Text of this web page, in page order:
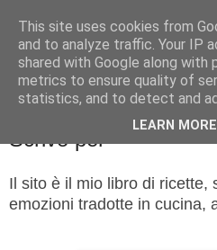
La cucina di
Se l'uomo è ciò che mangia il
Scrivo per
Il sito è il mio libro di ricette,
emozioni tradotte in cucina,
This site uses cookies from
and to analyze traffic. Your IP
shared with Google along with
metrics to ensure quality of
statistics, and to detect and
LEARN MORE